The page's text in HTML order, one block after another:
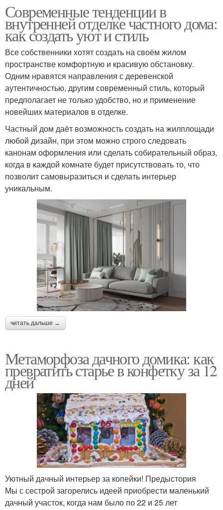
Современные тенденции в
внутренней отделке частного дома:
как создать уют и стиль
Все собственники хотят создать на своём жилом
пространстве комфортную и красивую обстановку.
Одним нравятся направления с деревенской
аутентичностью, другим современный стиль, который
предполагает не только удобство, но и применение
новейших материалов в отделке.
Частный дом даёт возможность создать на жилплощади
любой дизайн, при этом можно строго следовать
канонам оформления или сделать собирательный образ,
когда в каждой комнате будет присутствовать то, что
позволит самовыразиться и сделать интерьер
уникальным.
читать дальше →
Метаморфоза дачного домика: как
превратить старье в конфетку за 12
дней
Уютный дачный интерьер за копейки! Предыстория
Мы с сестрой загорелись идеей приобрести маленький
дачный участок, когда нам было по 22 и 25 лет